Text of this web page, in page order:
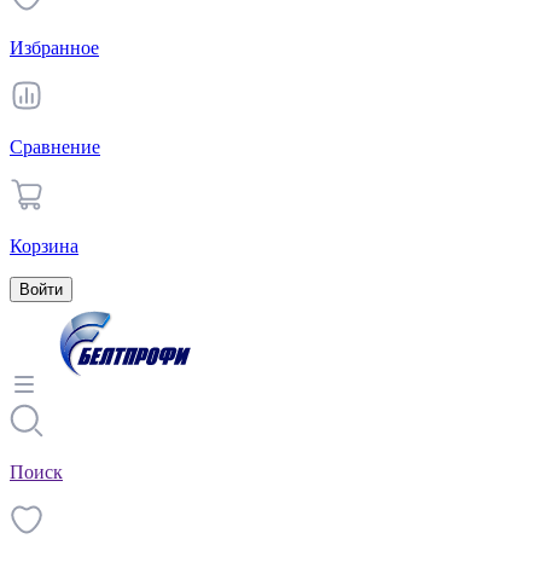
Избранное
Сравнение
Корзина
Войти
Поиск